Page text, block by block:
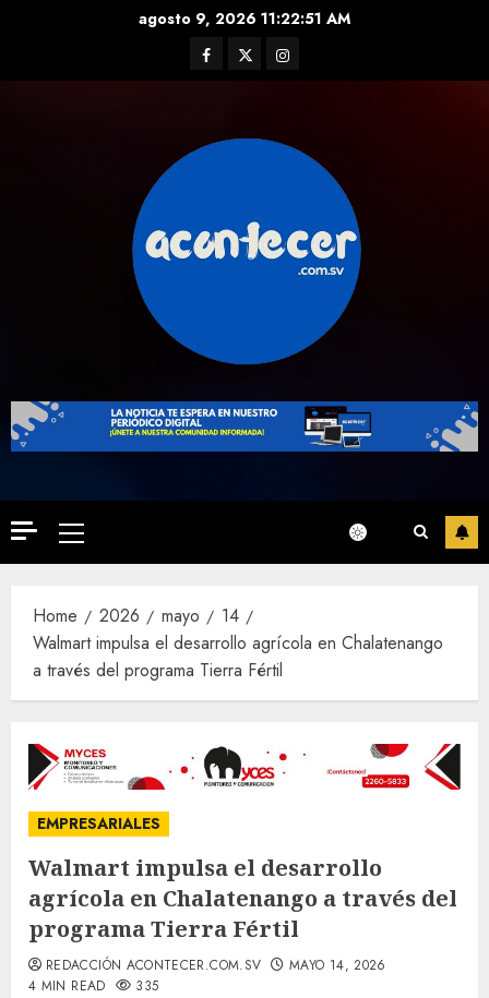
agosto 9, 2026 11:22:53 AM
Facebook
TwitterInstagram
Primary
Menu
Home 2026 mayo
14
Walmart impulsa el desarrollo agrícola en Chalatenango
a través del programa Tierra Fértil
EMPRESARIALES
Walmart impulsa el desarrollo
agrícola en Chalatenango a través del
programa Tierra Fértil
REDACCIÓN ACONTECER.COM.SV
MAYO 14, 2026
4 MIN READ
335